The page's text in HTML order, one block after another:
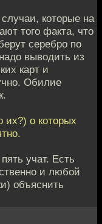
которые на
того факта, что
серебро по
выводить из
карт и
Обилие
их?) о которых
учат. Есть
и любой
объяснить